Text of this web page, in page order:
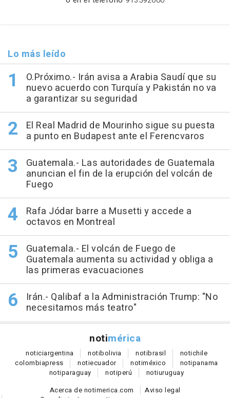
Lo más leído
O.Próximo.- Irán avisa a Arabia Saudí que su
nuevo acuerdo con Turquía y Pakistán no va
a garantizar su seguridad
El Real Madrid de Mourinho sigue su puesta
a punto en Budapest ante el Ferencvaros
Guatemala.- Las autoridades de Guatemala
anuncian el fin de la erupción del volcán de
Fuego
Rafa Jódar barre a Musetti y accede a
octavos en Montreal
Guatemala.- El volcán de Fuego de
Guatemala aumenta su actividad y obliga a
las primeras evacuaciones
Irán.- Qalibaf a la Administración Trump: "No
necesitamos más teatro"
notimérica
noticiargentina notibolivia notibrasil notichile
colombiapress notiecuador notiméxico notipanama
notiparaguay notiperú notiuruguay
Acerca de notimerica.com
Aviso legal